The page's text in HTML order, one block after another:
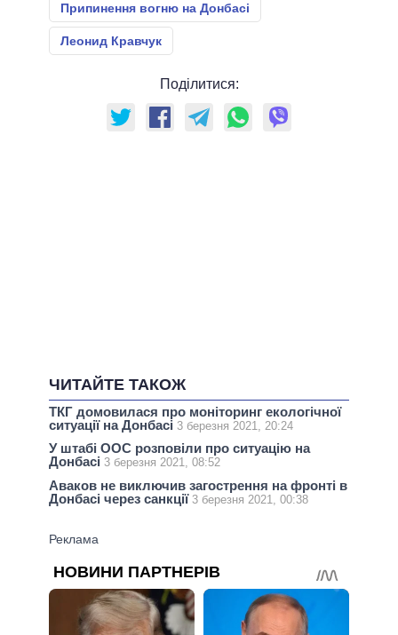
Припинення вогню на Донбасі
Леонид Кравчук
Поділитися:
ЧИТАЙТЕ ТАКОЖ
ТКГ домовилася про моніторинг екологічної
ситуації на Донбасі 3 березня 2021, 20:24
У штабі ООС розповіли про ситуацію на
Донбасі 3 березня 2021, 08:52
Аваков не виключив загострення на фронті в
Донбасі через санкції 3 березня 2021, 00:38